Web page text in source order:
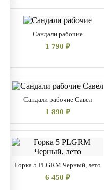
Сандали рабочие
1 790 ₽
Сандали рабочие Савел
1 890 ₽
Горка 5 PLGRM Черный, лето
6 450 ₽